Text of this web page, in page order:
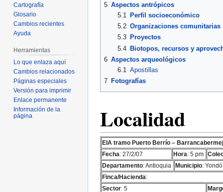
5 Aspectos antrópicos
5.1
Perfil socioeconómico
5.2 Organizaciones comunitarias
5.3
Proyectos
5.4 Biotopos, recursos y
6 Aspectos arqueológicos
6.1 Apostillas
7 Fotografías
Localidad
EIA tramo Puerto Berrío –
Fecha: 27/2/07 Hora: 5 pm
Departamento: Antioquia Municipio: Yondó
Finca/Hacienda:
Sector: 5
Cartografía
Glosario
Cambios recientes
Ayuda
Herramientas
Lo que enlaza aquí
Cambios relacionados
Páginas especiales
Versión para imprimir
Enlace permanente
Información de la
página